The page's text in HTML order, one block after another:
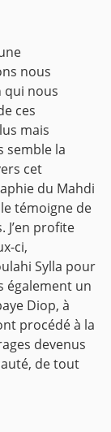
nous
qui nous
ces
mais
semble la
cet
du Mahdi
témoigne de
profite
ci,
Sylla pour
également un
Diop, à
procédé à la
devenus
de tout